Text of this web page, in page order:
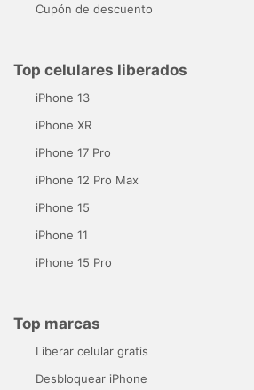
Cupón de descuento
Top celulares liberados
iPhone 13
iPhone XR
iPhone 17 Pro
iPhone 12 Pro Max
iPhone 15
iPhone 11
iPhone 15 Pro
Top marcas
Liberar celular gratis
Desbloquear iPhone